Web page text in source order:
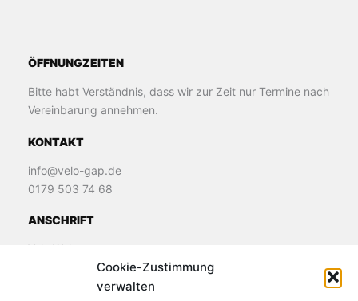
Cookie-Zustimmung
verwalten
ÖFFNUNGZEITEN
Bitte habt Verständnis, dass wir zur Zeit nur Termine nach
Vereinbarung annehmen.
KONTAKT
info@velo-gap.de
0179 503 74 68
ANSCHRIFT
Velo Welt
James-Loeb-Straße 11
82481 Murnau